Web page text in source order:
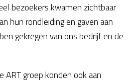
bezoekers kwamen zichtbaar
hun rondleiding en gaven aan
gekregen van ons bedrijf en de
groep konden ook aan